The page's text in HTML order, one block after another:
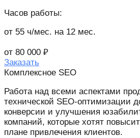
Часов работы:
от 55 ч/мес. на 12 мес.
от 80 000 ₽
Заказать
Комплексное SEO
Работа над всеми аспектами
технической SEO-оптимизации
конверсии и улучшения
компаний, которые хотят
плане привлечения клиентов.